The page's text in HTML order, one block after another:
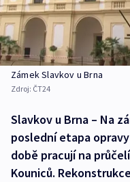
Zámek Slavkov u Brna
Zdroj: ČT24
Slavkov u Brna – Na
poslední etapa
době pracují na
Kouniců.